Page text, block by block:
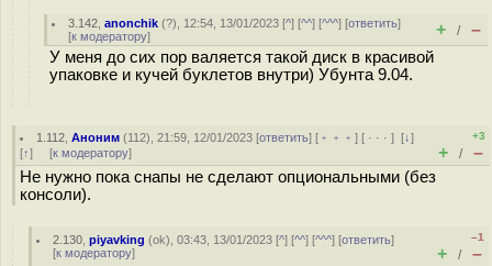
3.142 ,anonchik (?), 12:54, 13/01/2023 [^] [^^] [^^^] [ответить]
[к модератору] + / –
У меня до сих пор валяется такой диск в красивой
упаковке и кучей буклетов внутри) Убунта 9.04.
1.112 ,Аноним (112), 21:59, 12/01/2023 [ответить] [ ﹢﹢﹢] [ · · ·][↓]
[↑] [к модератору]
+3
+ / –
Не нужно пока снапы не сделают опциональными (без
консоли).
2.130 ,piyavking (ok), 03:43, 13/01/2023 [^] [^^] [^^^] [ответить]
[к модератору]
–1
+ / –